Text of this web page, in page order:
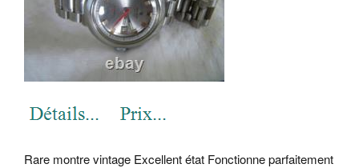
Rare montre vintage Excellent état Fonctionne parfaitement